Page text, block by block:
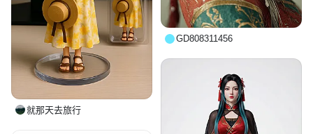
GD808311456
就那天去旅行